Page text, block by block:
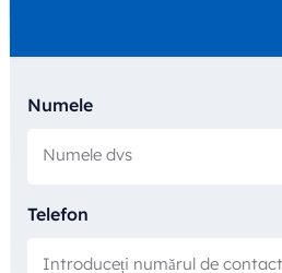
Numele
Telefon